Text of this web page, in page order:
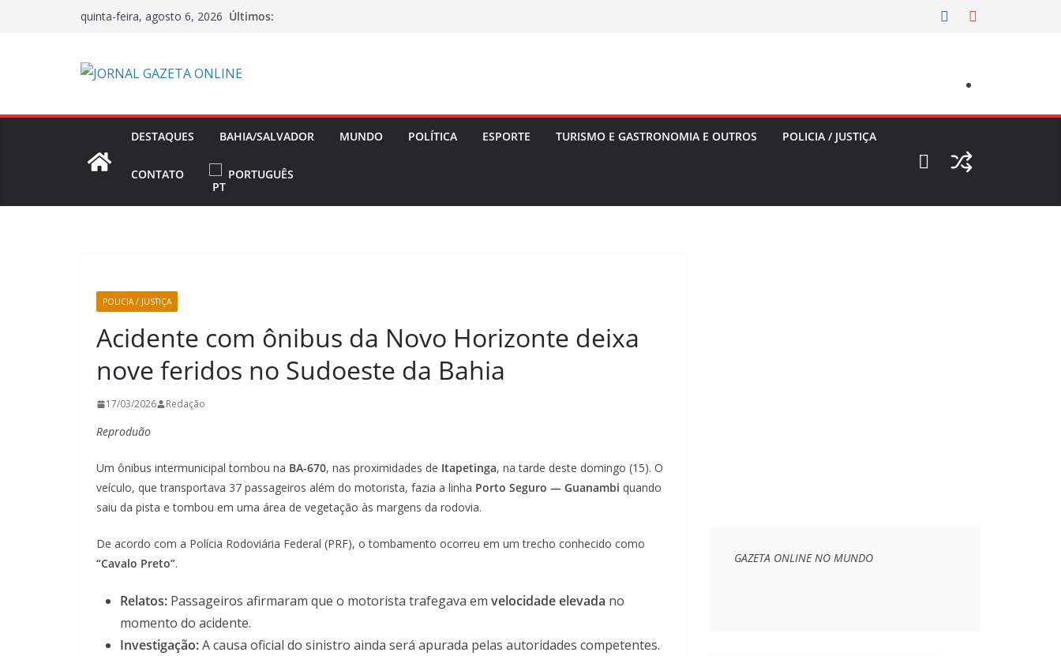
quinta-feira, agosto 6, 2026 Últimos:
DESTAQUES BAHIA/SALVADOR MUNDO POLÍTICA ESPORTE TURISMO E GASTRONOMIA E OUTROS POLICIA / JUSTIÇA
CONTATO PORTUGUÊS
POLICIA / JUSTIÇA
Acidente com ônibus da Novo Horizonte deixa
nove feridos no Sudoeste da Bahia
17/03/2026 Redação
Reproduão
Um ônibus intermunicipal tombou na BA-670, nas proximidades de Itapetinga, na tarde deste domingo (15). O
veículo, que transportava 37 passageiros além do motorista, fazia a linha Porto Seguro — Guanambi quando
saiu da pista e tombou em uma área de vegetação às margens da rodovia.
De acordo com a Polícia Rodoviária Federal (PRF), o tombamento ocorreu em um trecho conhecido como
“Cavalo Preto”.
Relatos: Passageiros afirmaram que o motorista trafegava em velocidade elevada no
momento do acidente.
Investigação:A causa oficial do sinistro ainda será apurada pelas autoridades competentes.
GAZETA ONLINE NO MUNDO